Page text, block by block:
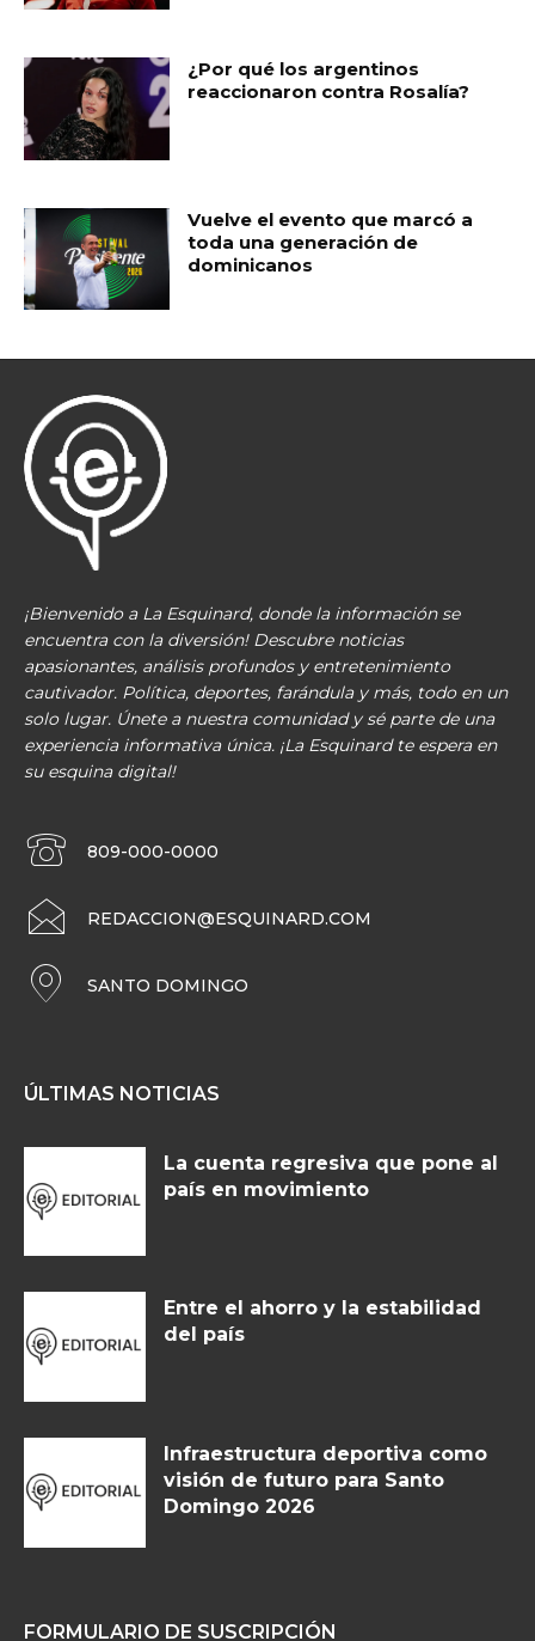
¿Por qué los argentinos
reaccionaron contra Rosalía?
Vuelve el evento que marcó a
toda una generación de
dominicanos
¡Bienvenido a La Esquinard, donde la información se
encuentra con la diversión! Descubre noticias
apasionantes, análisis profundos y entretenimiento
cautivador. Política, deportes, farándula y más, todo en un
solo lugar. Únete a nuestra comunidad y sé parte de una
experiencia informativa única. ¡La Esquinard te espera en
su esquina digital!
809-000-0000
REDACCION@ESQUINARD.COM
SANTO DOMINGO
ÚLTIMAS NOTICIAS
La cuenta regresiva que pone al
país en movimiento
Entre el ahorro y la estabilidad
del país
Infraestructura deportiva como
visión de futuro para Santo
Domingo 2026
FORMULARIO DE SUSCRIPCIÓN